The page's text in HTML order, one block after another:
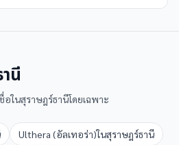
นี
อในสุราษฎร์ธานีโดยเฉพาะ
Ulthera (อัลเทอร่า)ในสุราษฎร์ธานี